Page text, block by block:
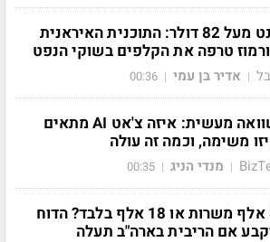
ברנט מעל 82 דולר: התוכנית האיראנית
טרפה את הקלפים בשוקי הנפט
| אדיר בן עמי |
00:36
השוואה מעשית: איזה צ'אט AI מתאים
משימה, וכמה זה עולה
| מנדי הניג |
00:35
83 אלף משרות או 18 אלף בלבד? הדוח
אם הריבית בארה"ב תעלה